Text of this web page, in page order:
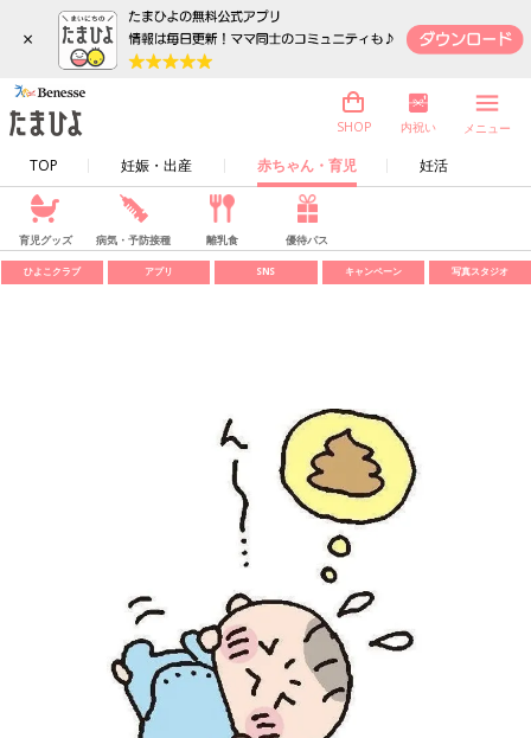
×
TOP 妊娠・出産 赤ちゃん・育児 妊活
SHOP 内祝い メニュー
育児グッズ 病気・予防接種 離乳食 優待パス
ひよこクラブ アプリ SNS キャンペーン 写真スタジオ